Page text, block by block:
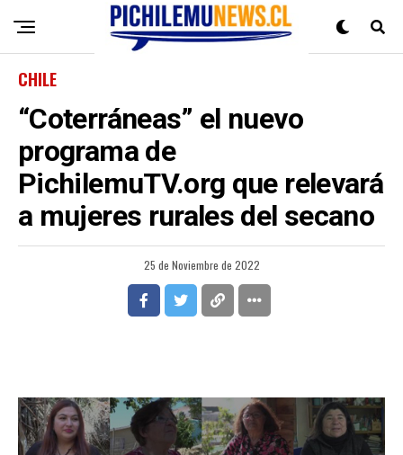
CHILE
“Coterráneas” el nuevo
programa de
PichilemuTV.org que relevará
a mujeres rurales del secano
25 de Noviembre de 2022